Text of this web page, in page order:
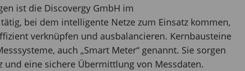
ist die Discovergy GmbH im
bei dem intelligente Netze zum Einsatz kommen,
verknüpfen und ausbalancieren. Kernbausteine
auch „Smart Meter“ genannt. Sie sorgen
eine sichere Übermittlung von Messdaten.